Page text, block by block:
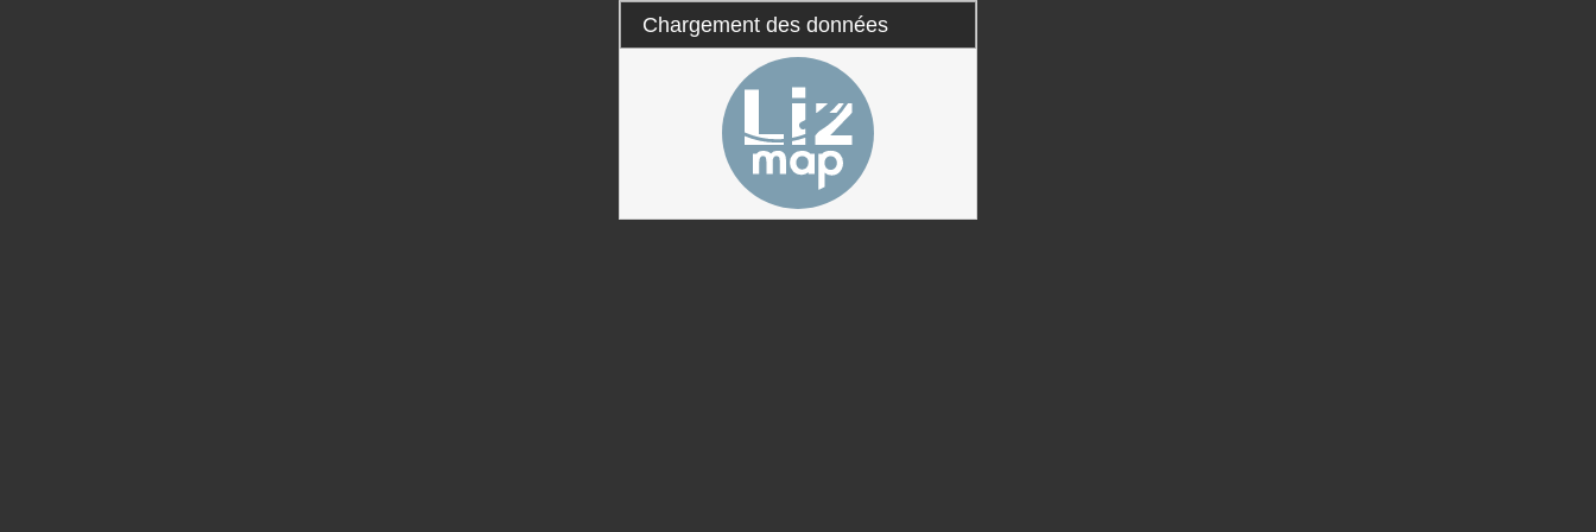
Chargement des données